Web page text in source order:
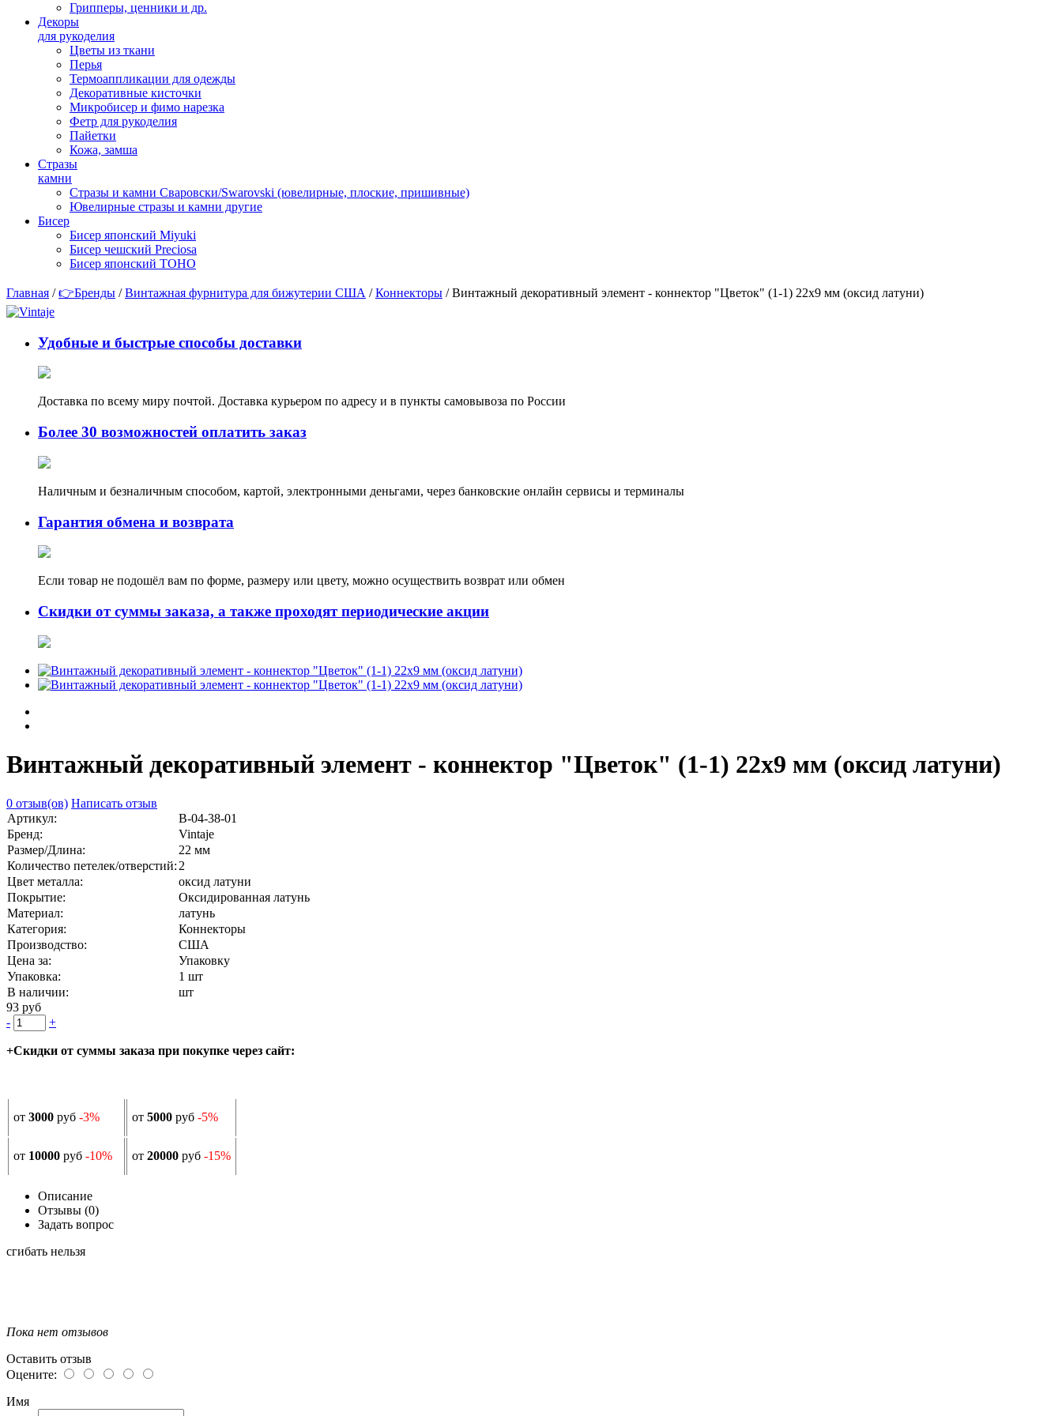
Грипперы, ценники и др.
Декоры
для рукоделия
Цветы из ткани
Перья
Термоаппликации для одежды
Декоративные кисточки
Микробисер и фимо нарезка
Фетр для рукоделия
Пайетки
Кожа, замша
Стразы
камни
Стразы и камни Сваровски/Swarovski (ювелирные, плоские, пришивные)
Ювелирные стразы и камни другие
Бисер
Бисер японский Miyuki
Бисер чешский Preciosa
Бисер японский TOHO
Главная /👉Бренды /Винтажная фурнитура для бижутерии США /Коннекторы / Винтажный декоративный элемент - коннектор "Цветок" (1-1) 22х9 мм (оксид латуни)
Удобные и быстрые способы доставки
Доставка по всему миру почтой. Доставка курьером по адресу и в пункты самовывоза по России
Более 30 возможностей оплатить заказ
Наличным и безналичным способом, картой, электронными деньгами, через банковские онлайн сервисы и терминалы
Гарантия обмена и возврата
Если товар не подошёл вам по форме, размеру или цвету, можно осуществить возврат или обмен
Скидки от суммы заказа, а также проходят периодические акции
Винтажный декоративный элемент - коннектор "Цветок" (1-1) 22х9 мм (оксид латуни)
0 отзыв(ов) Написать отзыв
Артикул:
В-04-38-01
Бренд:
Vintaje
Размер/Длина:
22 мм
Количество петелек/отверстий: 2
Цвет металла:
оксид латуни
Покрытие:
Оксидированная латунь
Материал:
латунь
Категория:
Коннекторы
Производство:
США
Цена за:
Упаковку
Упаковка:
1 шт
В наличии:
шт
93 руб
-
+
+Скидки от суммы заказа при покупке через сайт:
от 3000 руб -3% от 5000 руб -5%
от 10000 руб -10% от 20000 руб -15%
Описание
Отзывы (0)
Задать вопрос
сгибать нельзя
Пока нет отзывов
Оставить отзыв
Оцените:
Имя